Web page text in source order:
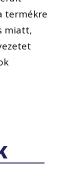
termékre
miatt,